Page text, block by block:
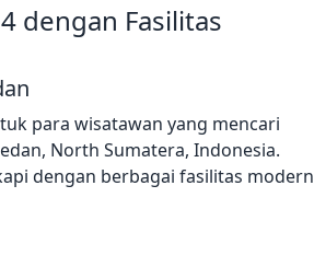
dengan Fasilitas
para wisatawan yang mencari
North Sumatera, Indonesia.
dengan berbagai fasilitas modern